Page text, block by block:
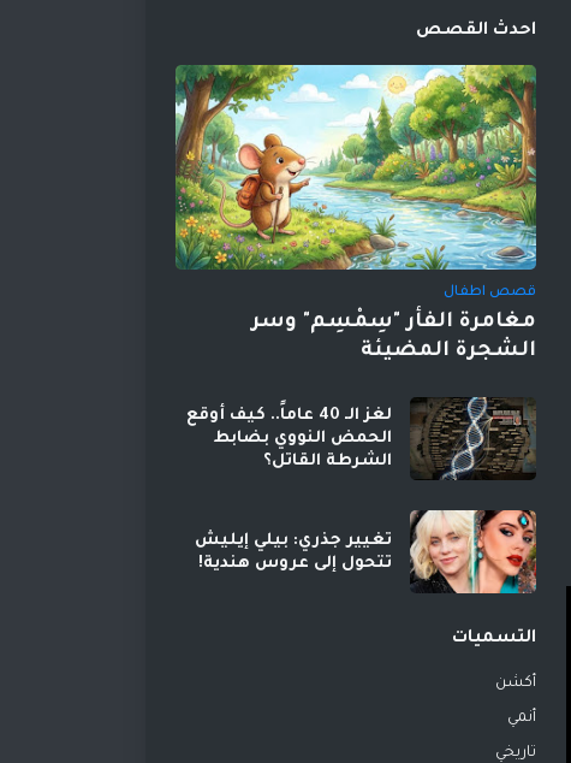
احدث القصص
قصص اطفال
مغامرة الفأر "سِمْسِم" وسر
الشجرة المضيئة
لغز الـ 40 عاماً.. كيف أوقع
الحمض النووي بضابط
الشرطة القاتل؟
تغيير جذري: بيلي إيليش
تتحول إلى عروس هندية!
التسميات
أكشن
أنمي
تاريخي